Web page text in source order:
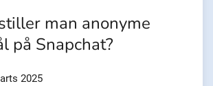
man anonyme
på Snapchat?
2025